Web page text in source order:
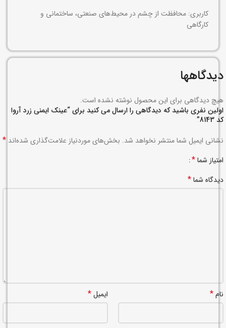
کاربری: محافظت از چشم در محیط‌های صنعتی، ساختمانی و
کارگاهی
دیدگاهها
هیچ دیدگاهی برای این محصول نوشته نشده است.
اولین نفری باشید که دیدگاهی را ارسال می کنید برای “عینک ایمنی زرد آروا
کد 8143”
نشانی ایمیل شما منتشر نخواهد شد. بخش‌های موردنیاز علامت‌گذاری شده‌اند *
امتیاز شما*
دیدگاه شما*
نام* ایمیل*